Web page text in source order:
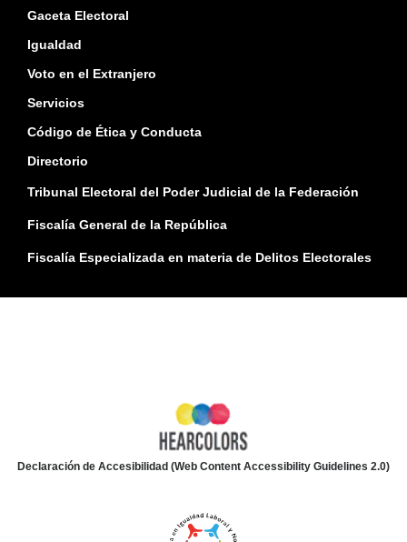
Gaceta Electoral
Igualdad
Voto en el Extranjero
Servicios
Código de Ética y Conducta
Directorio
Tribunal Electoral del Poder Judicial de la Federación
Fiscalía General de la República
Fiscalía Especializada en materia de Delitos Electorales
Declaración de Accesibilidad (Web Content Accessibility Guidelines 2.0)